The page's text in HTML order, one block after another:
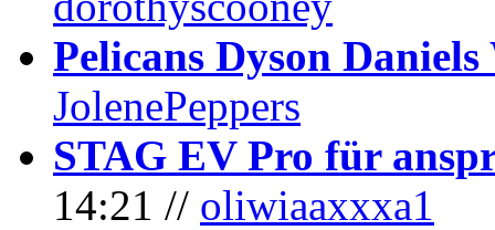
Pelicans Dyson
JolenePeppers
STAG EV Pro für
14:21 // oliwiaaxxxa1